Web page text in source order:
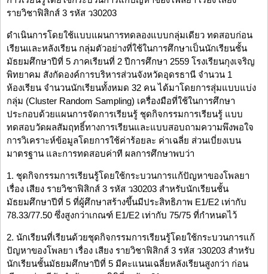
รายวิชาฟิสิกส์ 3 รหัส ว30203
ดำเนินการโดยใช้แบบแผนการทดลองแบบกลุ่มเดียว ทดสอบก่อน
เรียนและหลังเรียน กลุ่มตัวอย่างที่ใช้ในการศึกษาเป็นนักเรียนชั้น
มัธยมศึกษาปีที่ 5 ภาคเรียนที่ 2 ปีการศึกษา 2559 โรงเรียนกุงเจริญ
พิทยาคม สังกัดองค์การบริหารส่วนจังหวัดอุดรธานี จำนวน 1
ห้องเรียน จำนวนนักเรียนทั้งหมด 32 คน ได้มาโดยการสุ่มแบบแบ่ง
กลุ่ม (Cluster Random Sampling) เครื่องมือที่ใช้ในการศึกษา
ประกอบด้วยแผนการจัดการเรียนรู้ ชุดกิจกรรมการเรียนรู้ แบบ
ทดสอบวัดผลสัมฤทธิ์ทางการเรียนและแบบสอบถามความพึงพอใจ
การวิเคราะห์ข้อมูลโดยการใช้ค่าร้อยละ ค่าเฉลี่ย ส่วนเบี่ยงเบน
มาตรฐาน และการทดสอบค่าที ผลการศึกษาพบว่า
1. ชุดกิจกรรมการเรียนรู้โดยใช้กระบวนการแก้ปัญหาของโพลยา
เรื่อง เสียง รายวิชาฟิสิกส์ 3 รหัส ว30203 สำหรับนักเรียนชั้น
มัธยมศึกษาปีที่ 5 ที่ผู้ศึกษาสร้างขึ้นมีประสิทธิภาพ E1/E2 เท่ากับ
78.33/77.50 ซึ่งสูงกว่าเกณฑ์ E1/E2 เท่ากับ 75/75 ที่กำหนดไว้
2. นักเรียนที่เรียนด้วยชุดกิจกรรมการเรียนรู้โดยใช้กระบวนการแก้
ปัญหาของโพลยา เรื่อง เสียง รายวิชาฟิสิกส์ 3 รหัส ว30203 สำหรับ
นักเรียนชั้นมัธยมศึกษาปีที่ 5 มีคะแนนเฉลี่ยหลังเรียนสูงกว่า ก่อน